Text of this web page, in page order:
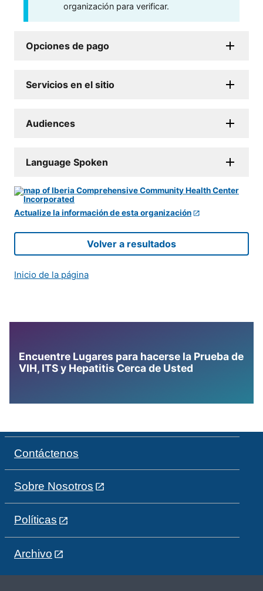
organización para verificar.
Opciones de pago
Servicios en el sitio
Audiences
Language Spoken
Actualize la información de esta organización
Volver a resultados
Inicio de la página
Encuentre Lugares para hacerse la Prueba de
VIH, ITS y Hepatitis Cerca de Usted
Contáctenos
Sobre Nosotros
Políticas
Archivo